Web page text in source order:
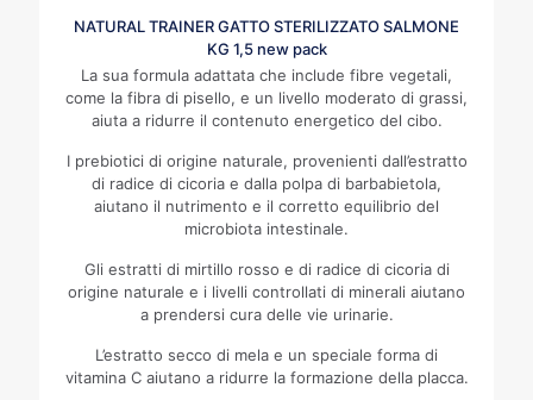
NATURAL TRAINER GATTO STERILIZZATO SALMONE
KG 1,5 new pack
La sua formula adattata che include fibre vegetali,
come la fibra di pisello, e un livello moderato di grassi,
aiuta a ridurre il contenuto energetico del cibo.
I prebiotici di origine naturale, provenienti dall’estratto
di radice di cicoria e dalla polpa di barbabietola,
aiutano il nutrimento e il corretto equilibrio del
microbiota intestinale.
Gli estratti di mirtillo rosso e di radice di cicoria di
origine naturale e i livelli controllati di minerali aiutano
a prendersi cura delle vie urinarie.
L’estratto secco di mela e un speciale forma di
vitamina C aiutano a ridurre la formazione della placca.